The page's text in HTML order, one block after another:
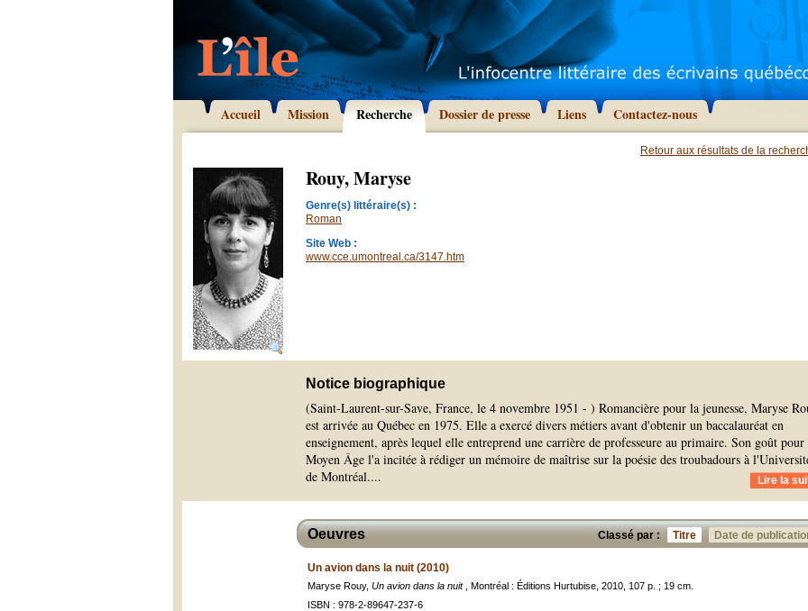
Accueil Mission Recherche Dossier de presse Liens Contactez-nous
Retour aux résultats de la
Rouy, Maryse
Genre(s) littéraire(s) :
Roman
Site Web :
www.cce.umontreal.ca/3147.htm
Notice biographique
(Saint-Laurent-sur-Save, France, le 4 novembre 1951 - ) Romancière pour la jeunesse, Maryse
est arrivée au Québec en 1975. Elle a exercé divers métiers avant d'obtenir un baccalauréat en
enseignement, après lequel elle entreprend une carrière de professeure au primaire. Son goût pour
Moyen Âge l'a incitée à rédiger un mémoire de maîtrise sur la poésie des troubadours à
de Montréal.... Lire la
Classé par : Titre Date de
Oeuvres
Un avion dans la nuit (2010)
Maryse Rouy, Un avion dans la nuit
, Montréal : Éditions Hurtubise, 2010, 107 p. ; 19 cm.
ISBN : 978-2-89647-237-6